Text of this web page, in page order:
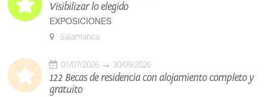
Visibilizar lo elegido
EXPOSICIONES
Salamanca
01/07/2026 30/09/2026
122 Becas de residencia con alojamiento completo y
gratuito